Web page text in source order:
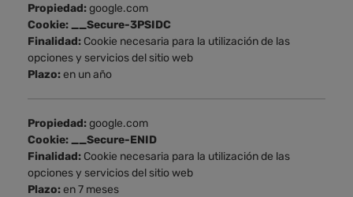
Propiedad:google.com
Cookie: __Secure-3PSIDC
Finalidad: Cookie necesaria para la utilización de las
opciones y servicios del sitio web
Plazo:en un año
Propiedad:google.com
Cookie: __Secure-ENID
Finalidad: Cookie necesaria para la utilización de las
opciones y servicios del sitio web
Plazo:en 7 meses